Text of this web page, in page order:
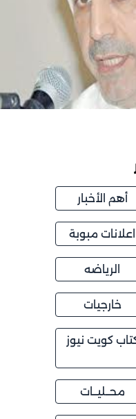
أهم الأخبار
اعلانات مبوبة
الرياضه
خارجيات
كويت نيوز
محــليــات